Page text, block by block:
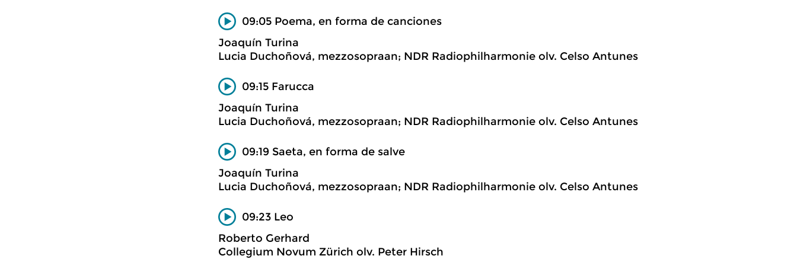
09:05 Poema, en forma de canciones
Joaquín Turina
Lucia Duchoñová, mezzosopraan; NDR Radiophilharmonie olv. Celso Antunes
09:15 Farucca
Joaquín Turina
Lucia Duchoñová, mezzosopraan; NDR Radiophilharmonie olv. Celso Antunes
09:19 Saeta, en forma de salve
Joaquín Turina
Lucia Duchoñová, mezzosopraan; NDR Radiophilharmonie olv. Celso Antunes
09:23 Leo
Roberto Gerhard
Collegium Novum Zürich olv. Peter Hirsch